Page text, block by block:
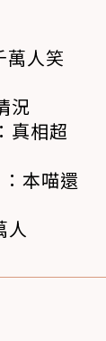
萬人笑
況
真相超
本喵還
人